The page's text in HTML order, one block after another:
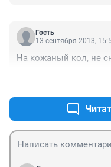
достаточно
Аишу, которая была
фактическое начало
Южных республик
отношении
Гость
13 сентября 2013,
На кожаный кол, не